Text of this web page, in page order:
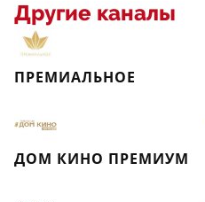
Другие каналы
ПРЕМИАЛЬНОЕ
ДОМ КИНО ПРЕМИУМ